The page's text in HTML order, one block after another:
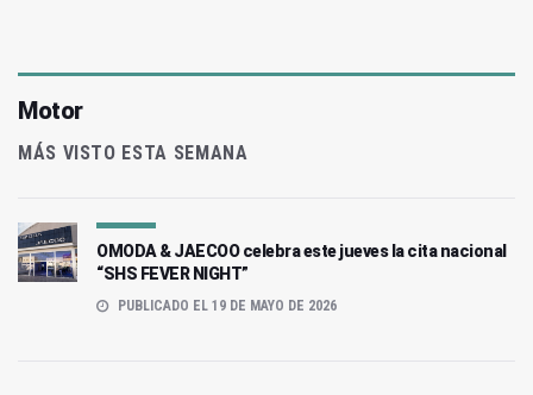
Motor
MÁS VISTO ESTA SEMANA
OMODA & JAECOO celebra este jueves la cita nacional
“SHS FEVER NIGHT”
PUBLICADO EL 19 DE MAYO DE 2026